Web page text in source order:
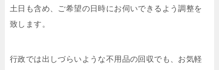
土日も含め、ご希望の日時にお伺いできるよう調整を
致します。
行政では出しづらいような不用品の回収でも、お気軽